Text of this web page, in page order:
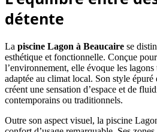
détente
La piscine Lagon à Beaucaire se
esthétique et fonctionnelle. Conçue
l’environnement, elle évoque les
adaptée au climat local. Son style épuré
créent une sensation d’espace et de
contemporains ou traditionnels.
Outre son aspect visuel, la piscine